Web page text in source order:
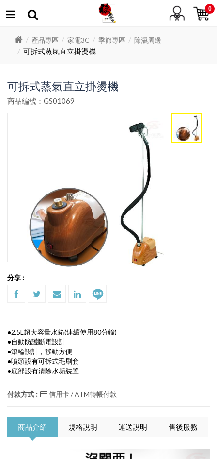
0
產品專區 家電3C 季節專區 除濕周邊
可拆式蒸氣直立掛燙機
可拆式蒸氣直立掛燙機
商品編號：GS01069
分享 :
●2.5L超大容量水箱(連續使用80分鐘)
●自動防護斷電設計
●滾輪設計，移動方便
●噴頭設有可拆式毛刷套
●底部設有清除水垢裝置
付款方式 : 信用卡 / ATM轉帳付款
商品介紹 規格說明 運送說明 售後服務